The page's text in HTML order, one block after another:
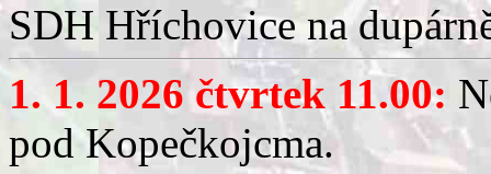
SDH Hříchovice na
1. 1. 2026 čtvrtek 11.00:
pod Kopečkojcma.